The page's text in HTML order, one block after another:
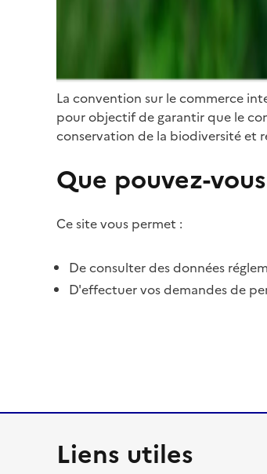
La convention sur le commerce
pour objectif de garantir que le
conservation de la biodiversité et
Que pouvez-
Ce site vous permet :
De consulter des données
D'effectuer vos demandes de
Liens utiles